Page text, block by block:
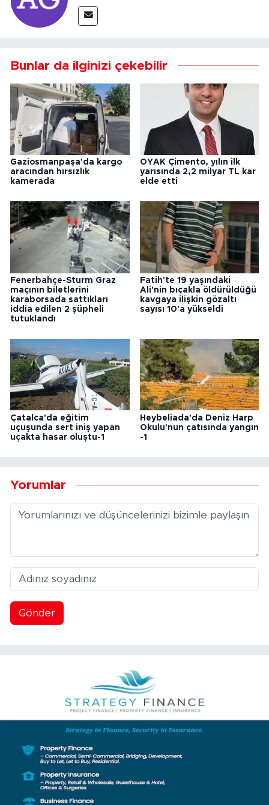
Bunlar da ilginizi çekebilir
Gaziosmanpaşa'da kargo
aracından hırsızlık
kamerada
OYAK Çimento, yılın ilk
yarısında 2,2 milyar TL kar
elde etti
Fenerbahçe-Sturm Graz
maçının biletlerini
karaborsada sattıkları
iddia edilen 2 şüpheli
tutuklandı
Fatih'te 19 yaşındaki
Ali'nin bıçakla öldürüldüğü
kavgaya ilişkin gözaltı
sayısı 10'a yükseldi
Çatalca'da eğitim
uçuşunda sert iniş yapan
uçakta hasar oluştu-1
Heybeliada'da Deniz Harp
Okulu'nun çatısında yangın
-1
Yorumlar
Gönder